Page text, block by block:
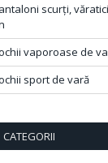
scurți,
vaporoase de
sport de vară
CATEGORII